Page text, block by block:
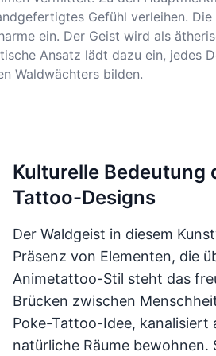
Gefühl verleihen.
ein. Der Geist wird als
Ansatz lädt dazu ein, jedes
Waldwächters bilden.
Kulturelle Bedeutung
Tattoo-Designs
Der Waldgeist in diesem
Präsenz von Elementen, die
Animetattoo-Stil steht das
Brücken zwischen
Poke-Tattoo-Idee, kanalisiert
natürliche Räume